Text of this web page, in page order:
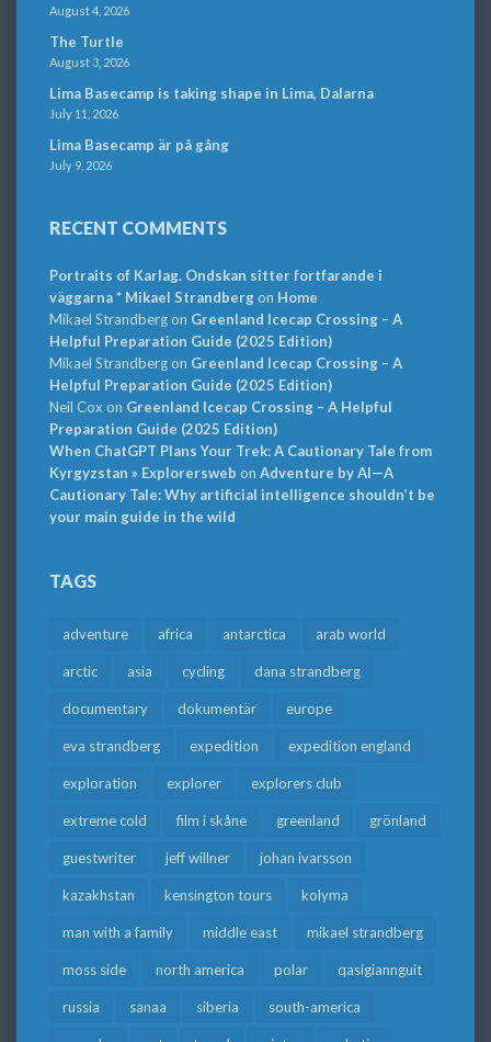
August 4, 2026
The Turtle
August 3, 2026
Lima Basecamp is taking shape in Lima, Dalarna
July 11, 2026
Lima Basecamp är på gång
July 9, 2026
RECENT COMMENTS
Portraits of Karlag. Ondskan sitter fortfarande i
väggarna * Mikael Strandbergon Home
Mikael Strandbergon Greenland Icecap Crossing – A
Helpful Preparation Guide (2025 Edition)
Mikael Strandbergon Greenland Icecap Crossing – A
Helpful Preparation Guide (2025 Edition)
Neil Cox on Greenland Icecap Crossing – A Helpful
Preparation Guide (2025 Edition)
When ChatGPT Plans Your Trek: A Cautionary Tale from
Kyrgyzstan » Explorersweb on Adventure by AI—A
Cautionary Tale: Why artificial intelligence shouldn’t be
your main guide in the wild
TAGS
adventure africa antarctica arab world
arctic asia cycling dana strandberg
documentary dokumentär europe
eva strandberg expedition expedition england
exploration explorer explorers club
extreme cold film i skåne greenland grönland
guestwriter jeff willner johan ivarsson
kazakhstan kensington tours kolyma
man with a family middle east mikael strandberg
moss side north america polar qasigiannguit
russia sanaa siberia south-america